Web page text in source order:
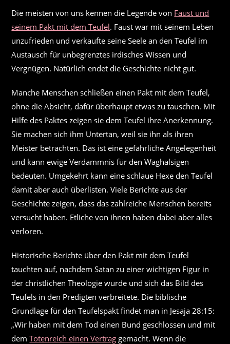
Die meisten von uns kennen die Legende von Faust und
seinem Pakt mit dem Teufel. Faust war mit seinem Leben
unzufrieden und verkaufte seine Seele an den Teufel im
Austausch für unbegrenztes irdisches Wissen und
Vergnügen. Natürlich endet die Geschichte nicht gut.
Manche Menschen schließen einen Pakt mit dem Teufel,
ohne die Absicht, dafür überhaupt etwas zu tauschen. Mit
Hilfe des Paktes zeigen sie dem Teufel ihre Anerkennung.
Sie machen sich ihm Untertan, weil sie ihn als ihren
Meister betrachten. Das ist eine gefährliche Angelegenheit
und kann ewige Verdammnis für den Waghalsigen
bedeuten. Umgekehrt kann eine schlaue Hexe den Teufel
damit aber auch überlisten. Viele Berichte aus der
Geschichte zeigen, dass das zahlreiche Menschen bereits
versucht haben. Etliche von ihnen haben dabei aber alles
verloren.
Historische Berichte über den Pakt mit dem Teufel
tauchten auf, nachdem Satan zu einer wichtigen Figur in
der christlichen Theologie wurde und sich das Bild des
Teufels in den Predigten verbreitete. Die biblische
Grundlage für den Teufelspakt findet man in Jesaja 28:15:
„Wir haben mit dem Tod einen Bund geschlossen und mit
demTotenreich einen Vertrag gemacht. Wenn die